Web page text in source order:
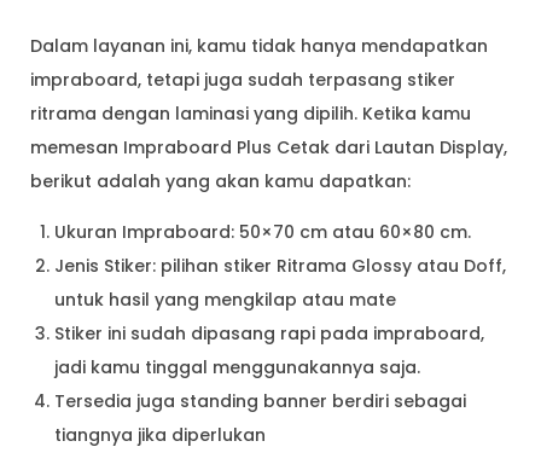
Dalam layanan ini, kamu tidak hanya mendapatkan
impraboard, tetapi juga sudah terpasang stiker
ritrama dengan laminasi yang dipilih. Ketika kamu
memesan Impraboard Plus Cetak dari Lautan Display,
berikut adalah yang akan kamu dapatkan:
Ukuran Impraboard: 50×70 cm atau 60×80 cm.
Jenis Stiker: pilihan stiker Ritrama Glossy atau Doff,
untuk hasil yang mengkilap atau mate
Stiker ini sudah dipasang rapi pada impraboard,
jadi kamu tinggal menggunakannya saja.
Tersedia juga standing banner berdiri sebagai
tiangnya jika diperlukan